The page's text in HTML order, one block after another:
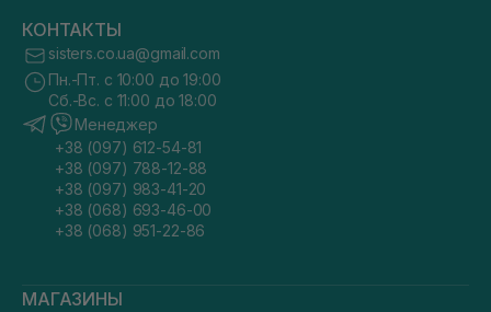
КОНТАКТЫ
sisters.co.ua@gmail.com
Пн.-Пт. с 10:00 до 19:00
Сб.-Вс. с 11:00 до 18:00
Менеджер
+38 (097) 612-54-81
+38 (097) 788-12-88
+38 (097) 983-41-20
+38 (068) 693-46-00
+38 (068) 951-22-86
МАГАЗИНЫ